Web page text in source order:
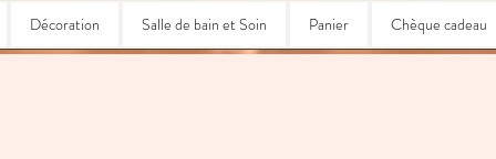
Décoration Salle de bain et Soin Panier Chèque cadeau